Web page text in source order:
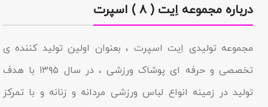
درباره مجموعه اِیت ( ۸ ) اسپرت
مجموعه تولیدى اِیت اسپرت ، بعنوان اولین تولید کننده ی
تخصصی و حرفه ای پوشاک ورزشی ، در سال ۱۳۹۵ با هدف
تولید در زمینه انواع لباس ورزشی مردانه و زنانه و با تمرکز